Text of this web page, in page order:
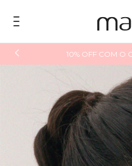
10% OFF COM O